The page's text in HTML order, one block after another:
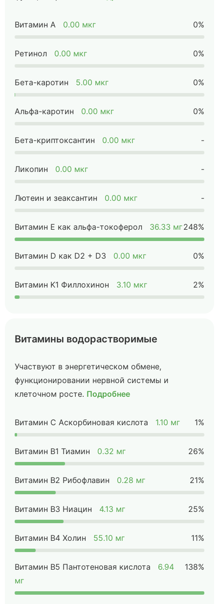
Витамин А 0.00 мкг 0%
Ретинол 0.00 мкг 0%
Бета-каротин 5.00 мкг 0%
Альфа-каротин 0.00 мкг 0%
Бета-криптоксантин 0.00 мкг -
Ликопин 0.00 мкг -
Лютеин и зеаксантин 0.00 мкг -
Витамин Е как альфа-токоферол 36.33 мг248%
Витамин D как D2 + D3 0.00 мкг 0%
Витамин K1 Филлохинон 3.10 мкг 2%
Витамины водорастворимые
Участвуют в энергетическом обмене,
функционировании нервной системы и
клеточном росте. Подробнее
Витамин C Аскорбиновая кислота 1.10 мг 1%
Витамин B1 Тиамин 0.32 мг 26%
Витамин B2 Рибофлавин 0.28 мг 21%
Витамин B3 Ниацин 4.13 мг 25%
Витамин B4 Холин 55.10 мг 11%
Витамин B5 Пантотеновая кислота
6.94
мг
138%